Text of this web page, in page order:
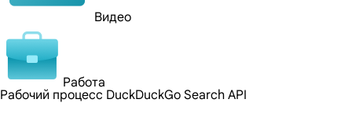
Видео
Работа
Рабочий процесс DuckDuckGo Search API